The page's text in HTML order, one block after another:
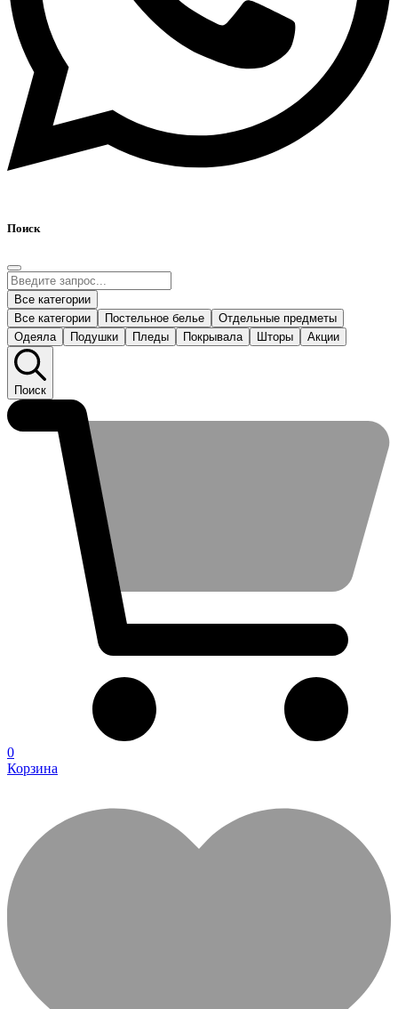
Поиск
Все категории
Все категории
Постельное белье
Отдельные предметы
Одеяла
Подушки Пледы Покрывала Шторы Акции
Поиск
0
Корзина